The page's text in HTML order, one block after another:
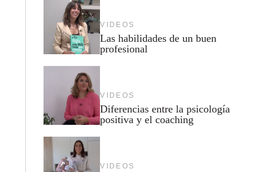
VIDEOS
Las habilidades de un buen
profesional
VIDEOS
Diferencias entre la psicología
positiva y el coaching
VIDEOS